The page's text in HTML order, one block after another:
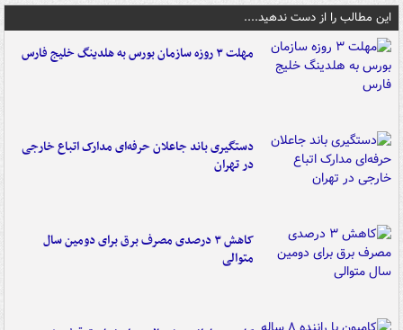
این مطالب را از دست ندهید....
مهلت ۳ روزه سازمان بورس به هلدینگ خلیج فارس
دستگیری باند جاعلان حرفه‌ای مدارک اتباع خارجی
در تهران
کاهش ۳ درصدی مصرف برق برای دومین سال
متوالی